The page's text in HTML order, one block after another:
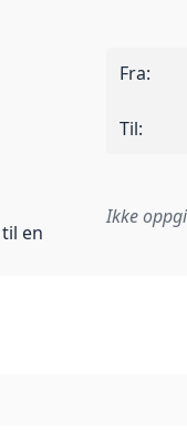
Fra:
Til:
en
Ikke